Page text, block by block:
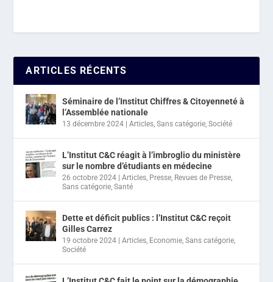
ARTICLES RÉCENTS
Séminaire de l’Institut Chiffres & Citoyenneté à
l’Assemblée nationale
13 décembre 2024 |Articles,Sans catégorie,Société
L’Institut C&C réagit à l’imbroglio du ministère
sur le nombre d’étudiants en médecine
26 octobre 2024 |Articles, Presse, Revues de Presse,
Sans catégorie,Santé
Dette et déficit publics : l’Institut C&C reçoit
Gilles Carrez
19 octobre 2024 |Articles, Economie,Sans catégorie,
Société